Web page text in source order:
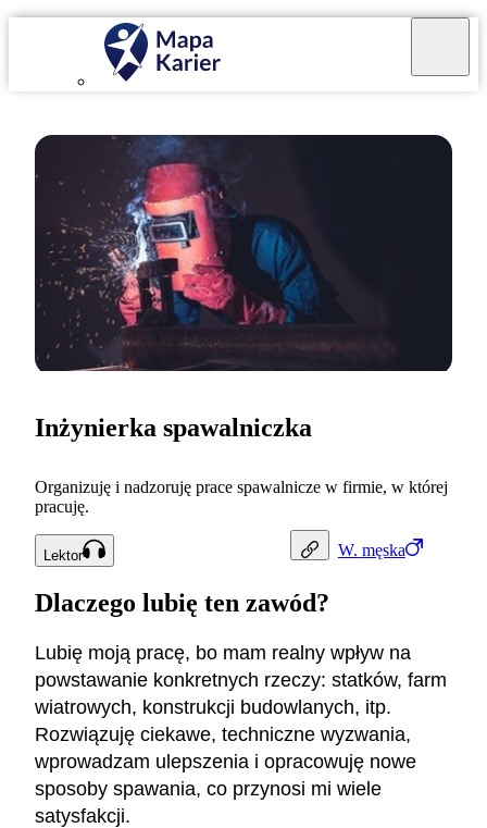
W. męska
Inżynierka spawalniczka
Organizuję i nadzoruję prace spawalnicze w firmie, w której
pracuję.
Lektor
Dlaczego lubię ten zawód?
Lubię moją pracę, bo mam realny wpływ na
powstawanie konkretnych rzeczy: statków, farm
wiatrowych, konstrukcji budowlanych, itp.
Rozwiązuję ciekawe, techniczne wyzwania,
wprowadzam ulepszenia i opracowuję nowe
sposoby spawania, co przynosi mi wiele
satysfakcji.